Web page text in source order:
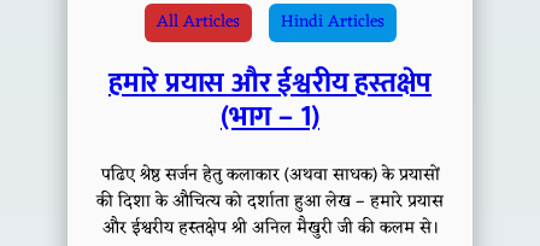
All Articles Hindi Articles
हमारे प्रयास और ईश्वरीय हस्तक्षेप
(भाग – 1)
पढिए श्रेष्ठ सर्जन हेतु कलाकार (अथवा साधक) के प्रयासों
की दिशा के औचित्य को दर्शाता हुआ लेख – हमारे प्रयास
और ईश्वरीय हस्तक्षेप श्री अनिल मैखुरी जी की कलम से।